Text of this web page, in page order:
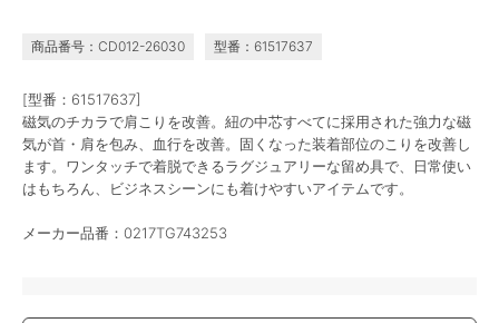
商品番号：CD012-26030 型番：61517637
[型番：61517637]
磁気のチカラで肩こりを改善。紐の中芯すべてに採用された強力な磁
気が首・肩を包み、血行を改善。固くなった装着部位のこりを改善し
ます。ワンタッチで着脱できるラグジュアリーな留め具で、日常使い
はもちろん、ビジネスシーンにも着けやすいアイテムです。
メーカー品番：0217TG743253